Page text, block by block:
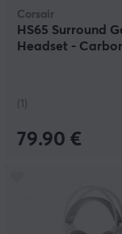
Corsair
HS65 Surround
Headset -
(1)
79.90 €